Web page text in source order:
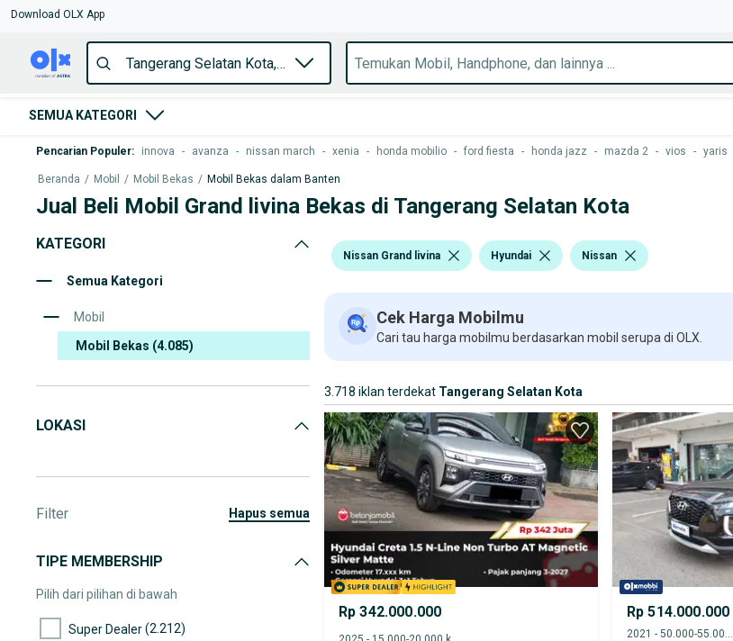
Download OLX App
SEMUA KATEGORI
Pencarian Populer: innova - avanza - nissan march - xenia - honda mobilio - ford fiesta - honda jazz - mazda 2 - vios - yaris
Beranda / Mobil / Mobil Bekas / Mobil Bekas dalam Banten
Jual Beli Mobil Grand livina Bekas di Tangerang Selatan Kota
KATEGORI
Semua Kategori
Mobil
Mobil Bekas (4.085)
LOKASI
Filter hapus semua
TIPE MEMBERSHIP
Pilih dari pilihan di bawah
Super Dealer(2.212)
Nissan Grand livina Hyundai Nissan
Cek Harga Mobilmu
Cari tau harga mobilmu berdasarkan mobil serupa di OLX.
3.718 iklan terdekat Tangerang Selatan Kota
Rp 342.000.000 Rp 514.000.000
2021 - 50.000-55.000 km